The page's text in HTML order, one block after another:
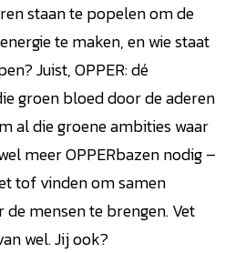
staan te popelen om de
te maken, en wie staat
Juist, OPPER: dé
groen bloed door de aderen
al die groene ambities waar
meer OPPERbazen nodig –
tof vinden om samen
mensen te brengen. Vet
wel. Jij ook?